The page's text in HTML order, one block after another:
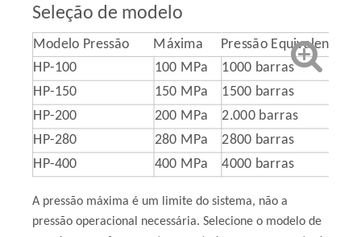
Seleção de modelo
Modelo Pressão Máxima
Pressão Equivalente
HP-100
100 MPa 1000 barras
HP-150 150 MPa
1500 barras
HP-200
200 MPa
2.000 barras
HP-280
280 MPa
2800 barras
HP-400
400 MPa 4000 barras
A pressão máxima é um limite do sistema, não a
pressão operacional necessária. Selecione o modelo de